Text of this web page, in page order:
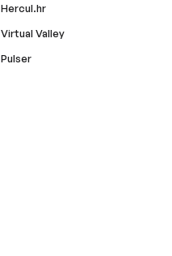
Hercul.hr
Virtual Valley
Pulser